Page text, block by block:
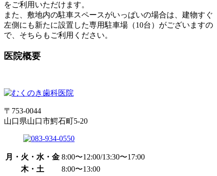
をご利用いただけます。
また、敷地内の駐車スペースがいっぱいの場合は、建物すぐ
左側にも新たに設置した専用駐車場（10台）がございますの
で、そちらもご利用ください。
医院概要
〒753-0044
山口県山口市鰐石町5-20
月・火・水・金 8:00〜12:00/13:30〜17:00
木・土
8:00〜13:00